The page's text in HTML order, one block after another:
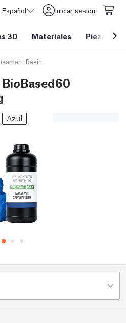
Español Iniciar sesión
3D Materiales Piezas y
Resin
Azul